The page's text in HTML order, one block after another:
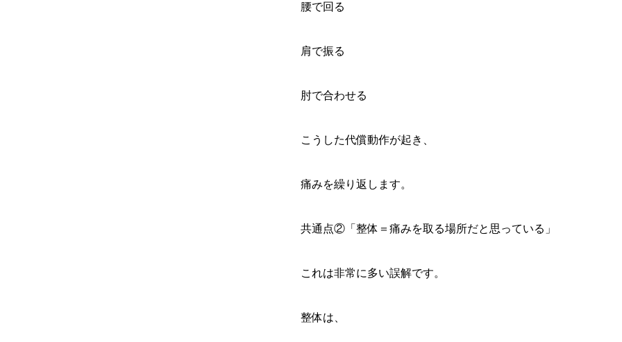
腰で回る
肩で振る
肘で合わせる
こうした代償動作が起き、
痛みを繰り返します。
共通点②「整体＝痛みを取る場所だと思っている」
これは非常に多い誤解です。
整体は、